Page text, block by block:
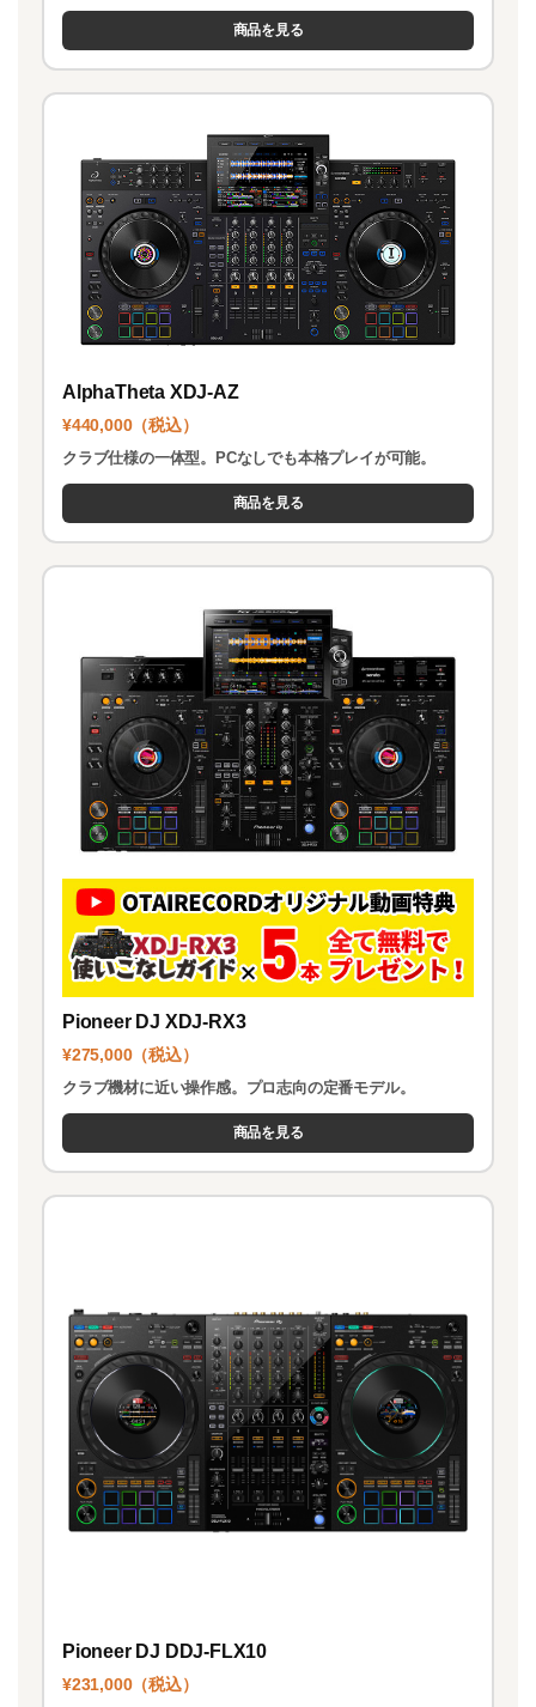
商品を見る
AlphaTheta XDJ-AZ
¥440,000（税込）
クラブ仕様の一体型。PCなしでも本格プレイが可能。
商品を見る
Pioneer DJ XDJ-RX3
¥275,000（税込）
クラブ機材に近い操作感。プロ志向の定番モデル。
商品を見る
Pioneer DJ DDJ-FLX10
¥231,000（税込）